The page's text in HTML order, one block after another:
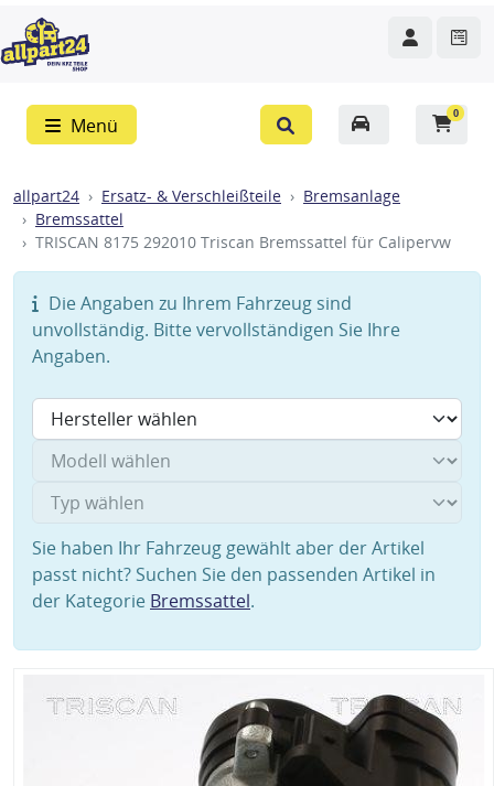
Menü
0
allpart24 Ersatz- & Verschleißteile
Bremsanlage
Bremssattel
TRISCAN 8175 292010 Triscan Bremssattel für Calipervw
Die Angaben zu Ihrem Fahrzeug sind
unvollständig. Bitte vervollständigen Sie Ihre
Angaben.
Sie haben Ihr Fahrzeug gewählt aber der Artikel
passt nicht? Suchen Sie den passenden Artikel in
der Kategorie Bremssattel.